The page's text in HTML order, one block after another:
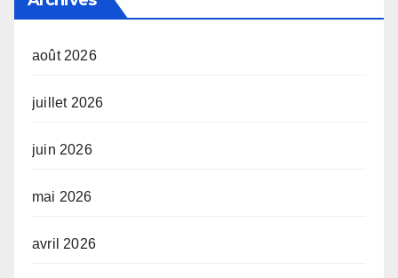
août 2026
juillet 2026
juin 2026
mai 2026
avril 2026